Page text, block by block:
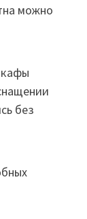
можно
без